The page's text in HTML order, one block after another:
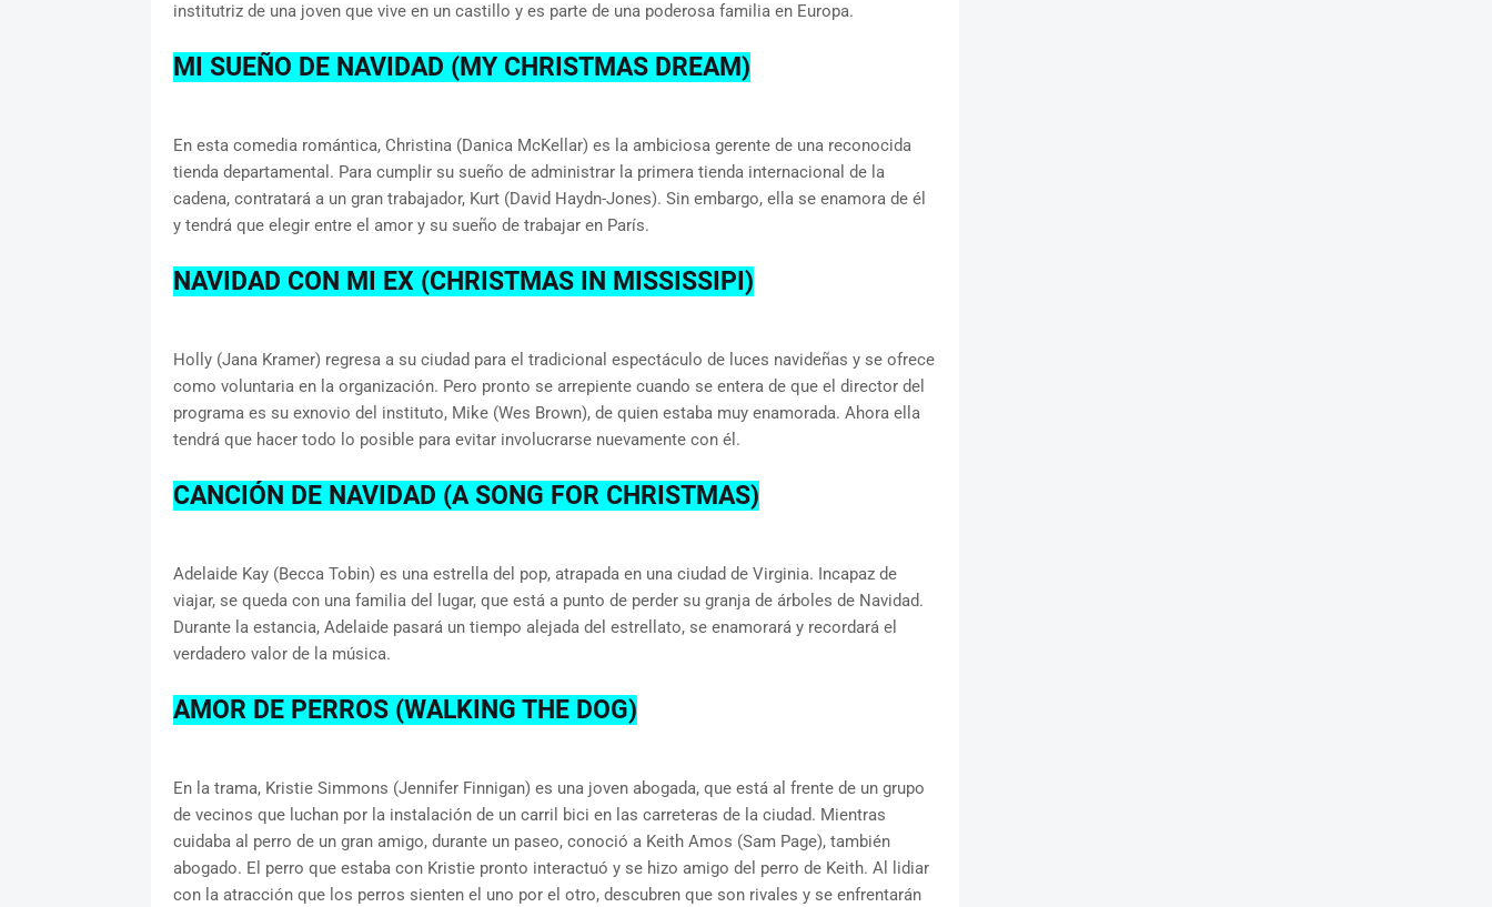
institutriz de una joven que vive en un castillo y es parte de una poderosa familia en Europa.
MI SUEÑO DE NAVIDAD (MY CHRISTMAS DREAM)
En esta comedia romántica, Christina (Danica McKellar) es la ambiciosa gerente de una reconocida
tienda departamental. Para cumplir su sueño de administrar la primera tienda internacional de la
cadena, contratará a un gran trabajador, Kurt (David Haydn-Jones). Sin embargo, ella se enamora de él
y tendrá que elegir entre el amor y su sueño de trabajar en París.
NAVIDAD CON MI EX (CHRISTMAS IN MISSISSIPI)
Holly (Jana Kramer) regresa a su ciudad para el tradicional espectáculo de luces navideñas y se ofrece
como voluntaria en la organización. Pero pronto se arrepiente cuando se entera de que el director del
programa es su exnovio del instituto, Mike (Wes Brown), de quien estaba muy enamorada. Ahora ella
tendrá que hacer todo lo posible para evitar involucrarse nuevamente con él.
CANCIÓN DE NAVIDAD (A SONG FOR CHRISTMAS)
Adelaide Kay (Becca Tobin) es una estrella del pop, atrapada en una ciudad de Virginia. Incapaz de
viajar, se queda con una familia del lugar, que está a punto de perder su granja de árboles de Navidad.
Durante la estancia, Adelaide pasará un tiempo alejada del estrellato, se enamorará y recordará el
verdadero valor de la música.
AMOR DE PERROS (WALKING THE DOG)
En la trama, Kristie Simmons (Jennifer Finnigan) es una joven abogada, que está al frente de un grupo
de vecinos que luchan por la instalación de un carril bici en las carreteras de la ciudad. Mientras
cuidaba al perro de un gran amigo, durante un paseo, conoció a Keith Amos (Sam Page), también
abogado. El perro que estaba con Kristie pronto interactuó y se hizo amigo del perro de Keith. Al lidiar
con la atracción que los perros sienten el uno por el otro, descubren que son rivales y se enfrentarán